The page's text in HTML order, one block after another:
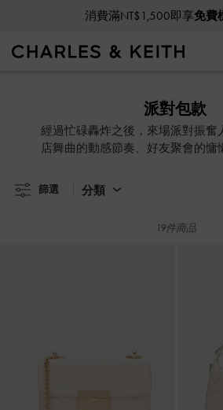
消費滿NT$1,500即享免費
消費滿NT$1,500即享 免
派對包款
經過忙碌轟炸之後，來場派對振奮
店舞曲的動感節奏、好友聚會的慵
篩選 分類
19件商品